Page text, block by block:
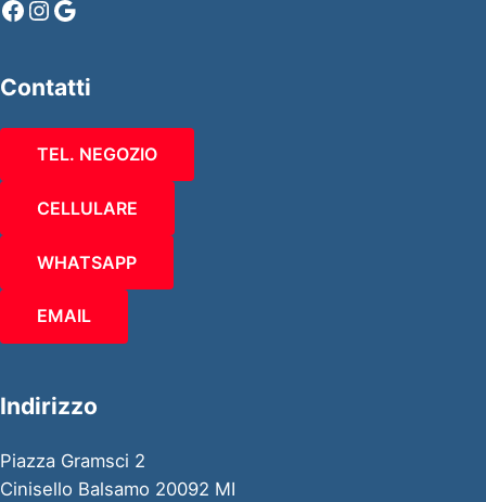
Facebook
Instagram
Google
Contatti
TEL. NEGOZIO
CELLULARE
WHATSAPP
EMAIL
Indirizzo
Piazza Gramsci 2
Cinisello Balsamo 20092 MI